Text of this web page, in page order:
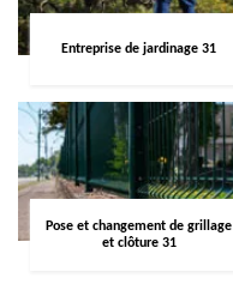
Entreprise de jardinage 31
Pose et changement de grillage
et clôture 31